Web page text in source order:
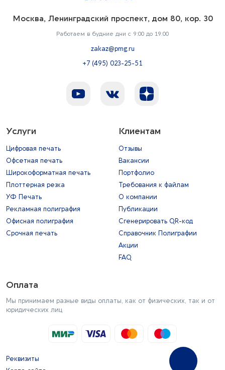
Москва, Ленинградский проспект, дом 80, кор. 30
Работаем в будние дни с 9:00 до 19:00
zakaz@pmg.ru
+7 (495) 023-25-51
Услуги
Цифровая печать
Офсетная печать
Широкоформатная печать
Плоттерная резка
УФ Печать
Рекламная полиграфия
Офисная полиграфия
Срочная печать
Клиентам
Отзывы
Вакансии
Портфолио
Требования к файлам
О компании
Публикации
Сгенерировать QR-код
Справочник Полиграфии
Акции
FAQ
Оплата
Мы принимаем разные виды оплаты, как от физических, так и от
юридических лиц
Реквизиты